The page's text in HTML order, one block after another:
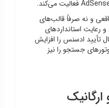
و نه صرفاً قالب‌های
استانداردهای
تأیید ادسنس را افزایش
جستجو را نیز